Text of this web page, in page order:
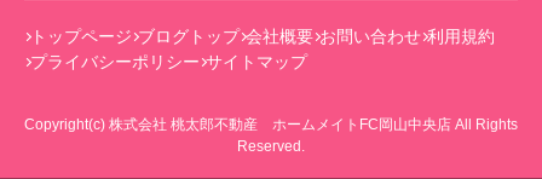
トップページ ブログトップ 会社概要 お問い合わせ 利用規約
プライバシーポリシー サイトマップ
Copyright(c) 株式会社 桃太郎不動産 ホームメイトFC岡山中央店 All Rights
Reserved.